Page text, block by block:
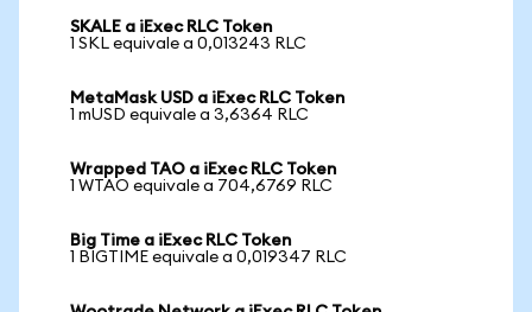
SKALE a iExec RLC Token
1 SKL equivale a 0,013243 RLC
MetaMask USD a iExec RLC Token
1 mUSD equivale a 3,6364 RLC
Wrapped TAO a iExec RLC Token
1 WTAO equivale a 704,6769 RLC
Big Time a iExec RLC Token
1 BIGTIME equivale a 0,019347 RLC